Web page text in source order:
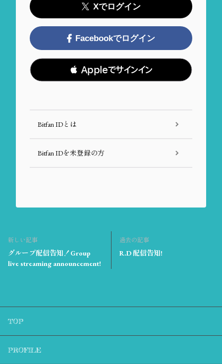
Xでログイン
Facebookでログイン
 Appleでサインイン
Bitfan IDとは
Bitfan IDを未登録の方
新しい記事
グループ配信告知！Group
live streaming announcement!
過去の記事
R.D 配信告知!
TOP
PROFILE